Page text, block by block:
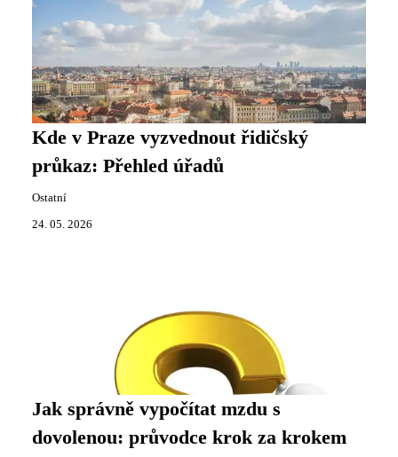
Kde v Praze vyzvednout řidičský
průkaz: Přehled úřadů
Ostatní
24. 05. 2026
Jak správně vypočítat mzdu s
dovolenou: průvodce krok za krokem